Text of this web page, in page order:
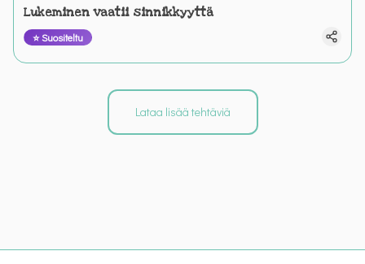
Lukeminen vaatii sinnikkyyttä
⭐ Suositeltu
Lataa lisää tehtäviä